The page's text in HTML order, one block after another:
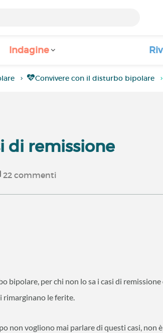
Indagine
Convivere con il disturbo bipolare
di remissione
22 commenti
bipolare, per chi non lo sa i casi di remissione
rimarginano le ferite.
non vogliono mai parlare di questi casi, non è